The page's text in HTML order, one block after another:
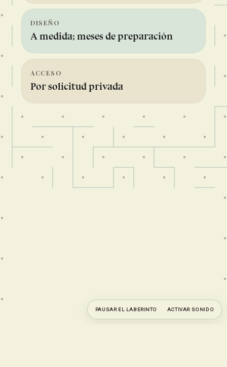
PAUSAR EL LABERINTO ACTIVAR SONIDO
DISEÑO
A medida; meses de preparación
ACCESO
Por solicitud privada